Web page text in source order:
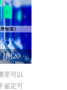
附20···
里可以
鉴定可